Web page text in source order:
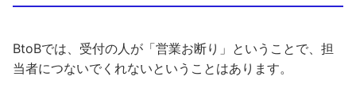
BtoBでは、受付の人が「営業お断り」ということで、担
当者につないでくれないということはあります。